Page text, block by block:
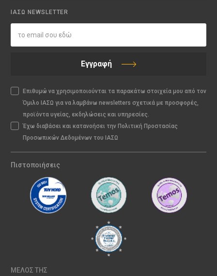
ΙΑΣΩ NEWSLETTER
Εγγραφή
Επιθυμώ να χρησιμοποιούνται τα παρακάτω στοιχεία μου από τον
Όμιλο ΙΑΣΩ για να λαμβάνω newsletters σχετικά με προσφορές,
προϊόντα υγείας, εκδηλώσεις και υπηρεσίες.
Έχω διαβάσει και κατανοήσει την Πολιτική Προστασίας
Προσωπικών Δεδομένων του ΙΑΣΩ
Πιστοποιήσεις
ΜΕΛΟΣ ΤΗΣ